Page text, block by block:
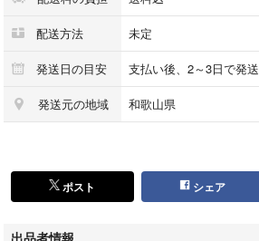
配送方法 未定
発送日の目安 支払い後、2～3日で発送
発送元の地域 和歌山県
ポスト シェア
出品者情報